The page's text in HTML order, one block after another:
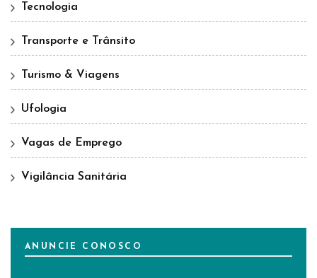
Tecnologia
Transporte e Trânsito
Turismo & Viagens
Ufologia
Vagas de Emprego
Vigilância Sanitária
ANUNCIE CONOSCO